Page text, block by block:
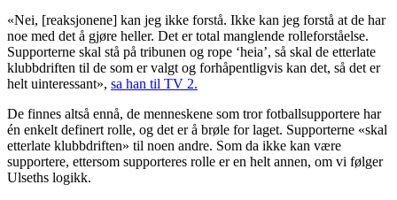
«Nei, [reaksjonene] kan jeg ikke forstå. Ikke kan jeg forstå at de har
noe med det å gjøre heller. Det er total manglende rolleforståelse.
Supporterne skal stå på tribunen og rope ‘heia’, så skal de etterlate
klubbdriften til de som er valgt og forhåpentligvis kan det, så det er
helt uinteressant», sa han til TV 2.
De finnes altså ennå, de menneskene som tror fotballsupportere har
én enkelt definert rolle, og det er å brøle for laget. Supporterne «skal
etterlate klubbdriften» til noen andre. Som da ikke kan være
supportere, ettersom supporteres rolle er en helt annen, om vi følger
Ulseths logikk.